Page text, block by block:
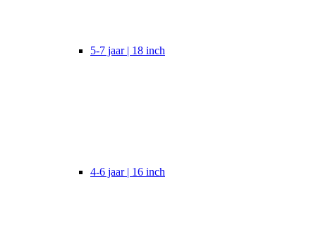
5-7 jaar | 18 inch
4-6 jaar | 16 inch